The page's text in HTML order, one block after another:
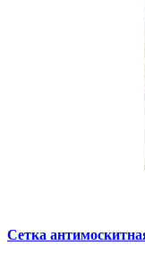
Сетка